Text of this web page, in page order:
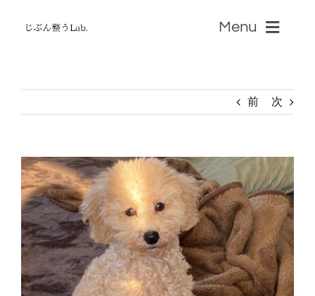
Menu
書籍
認定セラピストSALON
音叉Onsa
前 次
View
Larger
Image